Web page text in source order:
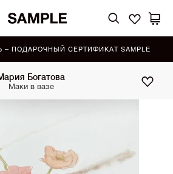
ПОДАРОЧНЫЙ СЕРТИФИКАТ SAMPLE
Богатова
Маки в вазе